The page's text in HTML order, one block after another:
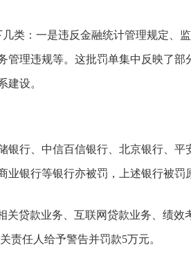
类：一是违反金融统计管理规定、
管理违规等。这批罚单集中反映了
建设。
银行、中信百信银行、北京银行、平
银行等银行亦被罚，上述银行被罚
关贷款业务、互联网贷款业务、绩效
责任人给予警告并罚款5万元。